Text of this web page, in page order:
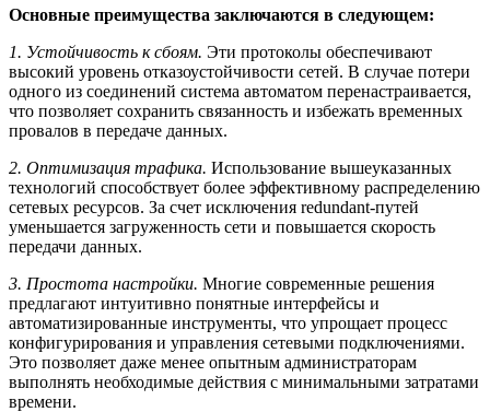
Основные преимущества заключаются в следующем:
1. Устойчивость к сбоям. Эти протоколы обеспечивают
высокий уровень отказоустойчивости сетей. В случае потери
одного из соединений система автоматом перенастраивается,
что позволяет сохранить связанность и избежать временных
провалов в передаче данных.
2. Оптимизация трафика. Использование вышеуказанных
технологий способствует более эффективному распределению
сетевых ресурсов. За счет исключения redundant-путей
уменьшается загруженность сети и повышается скорость
передачи данных.
3. Простота настройки. Многие современные решения
предлагают интуитивно понятные интерфейсы и
автоматизированные инструменты, что упрощает процесс
конфигурирования и управления сетевыми подключениями.
Это позволяет даже менее опытным администраторам
выполнять необходимые действия с минимальными затратами
времени.